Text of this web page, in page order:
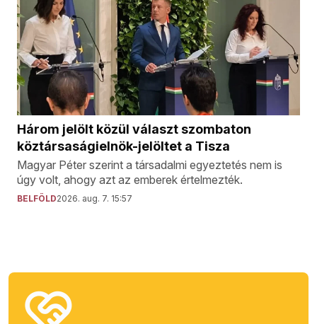
Három jelölt közül választ szombaton
köztársaságielnök-jelöltet a Tisza
Magyar Péter szerint a társadalmi egyeztetés nem is
úgy volt, ahogy azt az emberek értelmezték.
BELFÖLD2026. aug. 7. 15:57